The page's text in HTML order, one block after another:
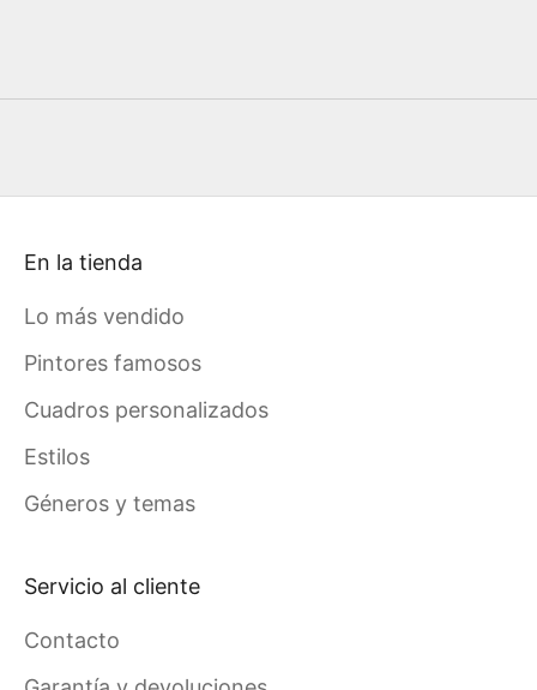
En la tienda
Lo más vendido
Pintores famosos
Cuadros personalizados
Estilos
Géneros y temas
Servicio al cliente
Contacto